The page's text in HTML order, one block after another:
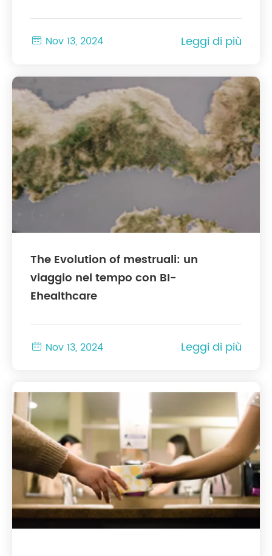
 Nov 13, 2024 Leggi di più
The Evolution of mestruali: un
viaggio nel tempo con BI-
Ehealthcare
 Nov 13, 2024 Leggi di più